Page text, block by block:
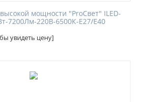
мощности "ProСвет" ILED-
7200Лм-220В-6500К-Е27/E40
увидеть цену]